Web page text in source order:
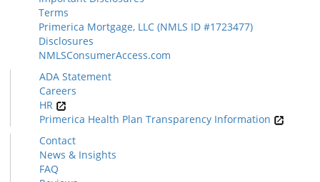
Terms
Primerica Mortgage, LLC (NMLS ID #1723477)
Disclosures
NMLSConsumerAccess.com
ADA Statement
Careers
HR
Primerica Health Plan Transparency Information
Contact
News & Insights
FAQ